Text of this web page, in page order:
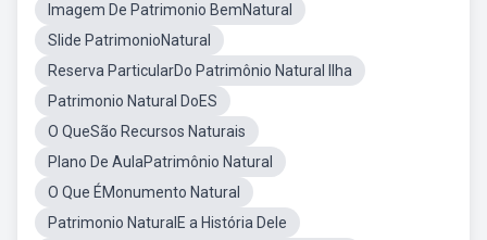
Imagem De Patrimonio BemNatural
Slide PatrimonioNatural
Reserva ParticularDo Patrimônio Natural Ilha
Patrimonio Natural DoES
O QueSão Recursos Naturais
Plano De AulaPatrimônio Natural
O Que ÉMonumento Natural
Patrimonio NaturalE a História Dele